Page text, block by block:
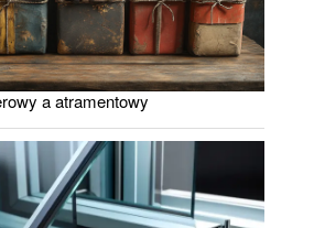
a atramentowy